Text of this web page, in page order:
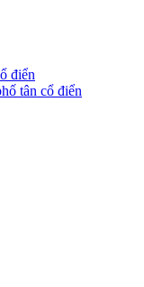
điển
tân cổ điển